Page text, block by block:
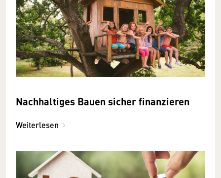
Nachhaltiges Bauen sicher finanzieren
Weiterlesen